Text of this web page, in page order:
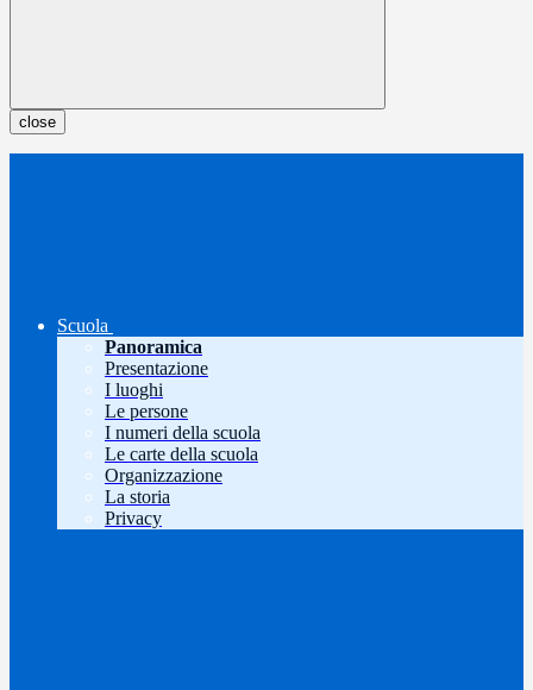
close
Scuola
Panoramica
Presentazione
I luoghi
Le persone
I numeri della scuola
Le carte della scuola
Organizzazione
La storia
Privacy